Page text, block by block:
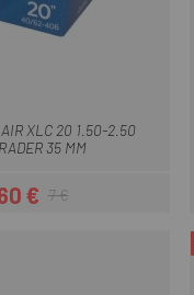
XLC 20 1.50-2.50
35 MM
Prix
€
Prix habituel
7 €